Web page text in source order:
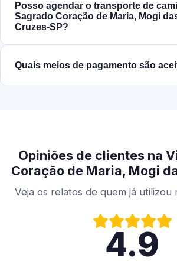
Posso agendar o transporte de
Sagrado Coração de Maria, Mogi
Cruzes‑SP?
Quais meios de pagamento são
Opiniões de clientes na
Coração de Maria, Mogi
Veja os relatos de quem já utilizou
4.9